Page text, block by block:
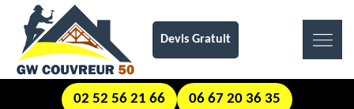
Devis Gratuit
02 52 56 21 66 06 67 20 36 35